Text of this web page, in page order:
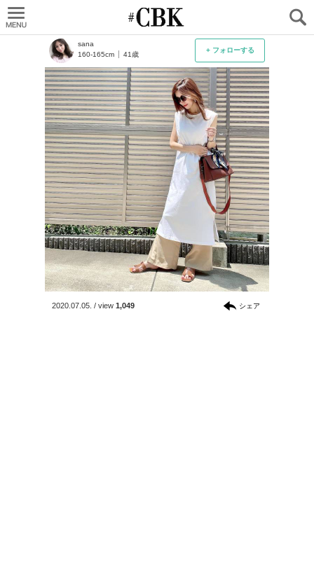
+ フォローする
sana
160-165cm
41歳
2020.07.05. / view 1,049 シェア